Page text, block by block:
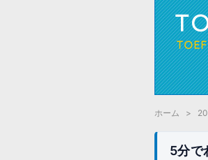
ホーム >
5分